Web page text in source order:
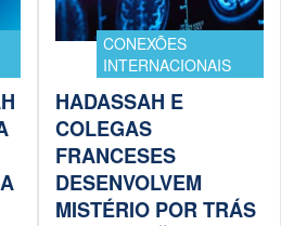
CONEXÕES
INTERNACIONAIS
HADASSAH E
COLEGAS
FRANCESES
DESENVOLVEM
MISTÉRIO POR TRÁS